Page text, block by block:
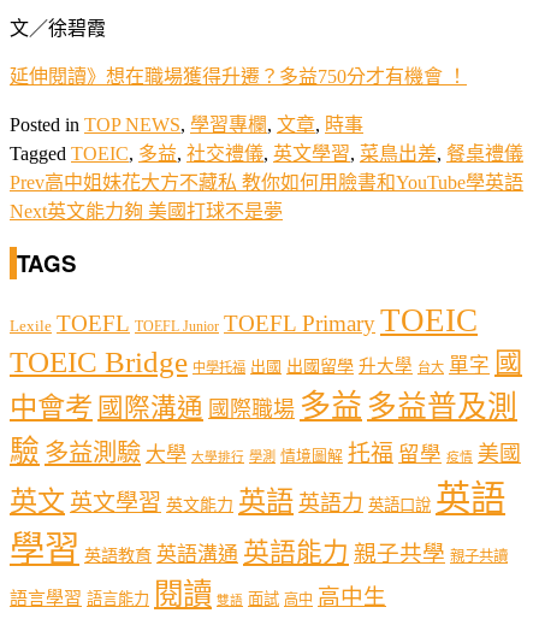
文／徐碧霞
延伸閱讀》想在職場獲得升遷？多益750分才有機會 ！
Posted in TOP NEWS, 學習專欄, 文章, 時事
Tagged TOEIC, 多益, 社交禮儀, 英文學習, 菜鳥出差, 餐桌禮儀
Prev高中姐妹花大方不藏私 教你如何用臉書和YouTube學英語
Next英文能力夠 美國打球不是夢
TAGS
Lexile TOEFL TOEFL Junior TOEFL PrimaryTOEIC
TOEIC Bridge 中學托福 出國 出國留學 升大學 台大 單字 國
中會考 國際溝通 國際職場 多益 多益普及測
驗 多益測驗 大學 大學排行 學測 情境圖解 托福 留學 疫情 美國
英文 英文學習 英文能力 英語 英語力 英語口說 英語
學習 英語教育 英語溝通 英語能力 親子共學 親子共讀
語言學習 語言能力 閱讀 雙語 面試 高中 高中生